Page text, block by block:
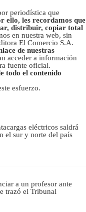
periodística que
ello, les recordamos que
distribuir, copiar total
en nuestra web, sin
El Comercio S.A.
de nuestras
acceder a información
fuente oficial.
todo el contenido
esfuerzo.
eléctricos saldrá
el sur y norte del país
a un profesor ante
trazó el Tribunal